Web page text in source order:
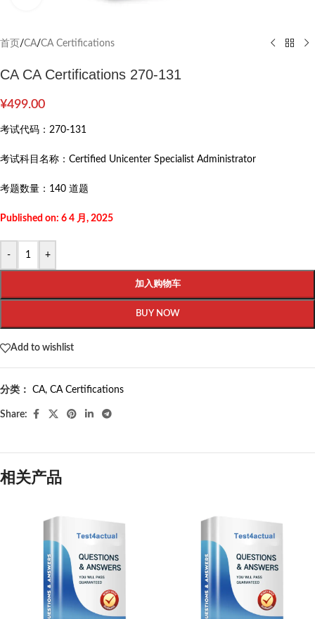
首页 /CA/CA Certifications
CA CA Certifications 270-131
¥499.00
考试代码： 270-131
考试科目名称： Certified Unicenter Specialist Administrator
考题数量： 140 道题
Published on: 6 4 月, 2025
- +
加入购物车
BUY NOW
Add to wishlist
分类： CA, CA Certifications
Share:
相关产品